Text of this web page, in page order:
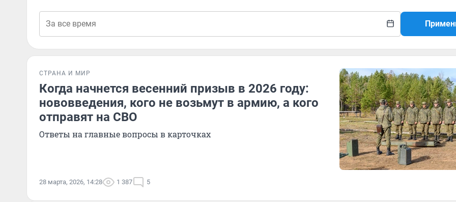
СТРАНА И МИР
Когда начнется весенний призыв в 2026 году:
нововведения, кого не возьмут в армию, а кого
отправят на СВО
Ответы на главные вопросы в карточках
28 марта, 2026, 14:28 1 387 5